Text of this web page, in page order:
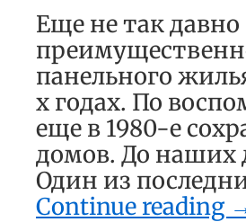
Еще не так
панельного
х годах. По
еще в 1980-е
домов. До наших
Один из
Continue reading